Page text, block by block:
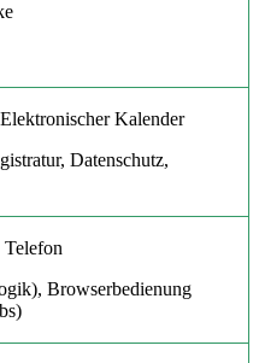
Kalender
Datenschutz,
Telefon
Browserbedienung